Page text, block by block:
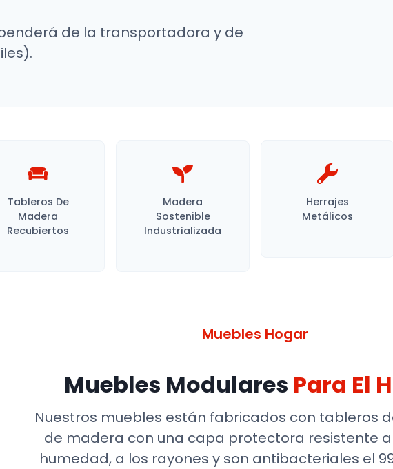
de la transportadora y de
Tableros De
Madera
Recubiertos
Madera
Sostenible
Industrializada
Herrajes
Metálicos
Muebles Hogar
Muebles Modulares Para El
Nuestros muebles están fabricados con tableros
de madera con una capa protectora resistente
humedad, a los rayones y son antibacteriales el